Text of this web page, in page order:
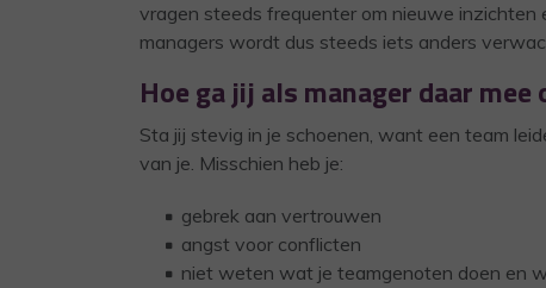
vragen steeds frequenter om nieuwe inzichten
managers wordt dus steeds iets anders
Hoe ga jij als manager daar mee
Sta jij stevig in je schoenen, want een team
van je. Misschien heb je:
gebrek aan vertrouwen
angst voor conflicten
niet weten wat je teamgenoten doen en